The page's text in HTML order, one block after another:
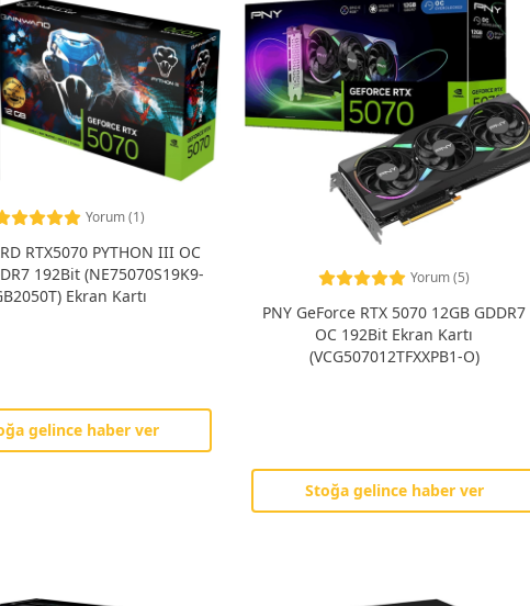
Yorum (1)
RTX5070 PYTHON III OC
192Bit (NE75070S19K9-
Ekran Kartı
gelince haber ver
Yorum (5)
PNY GeForce RTX 5070 12GB GDDR7
OC 192Bit Ekran Kartı
(VCG507012TFXXPB1-O)
Stoğa gelince haber ver